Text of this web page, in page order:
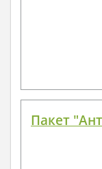
Пакет